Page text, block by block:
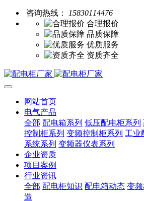
咨询热线：
15830114476
合理报价
品质保障
优质服务
资质齐全
网站首页
电气产品
全部 配电箱系列 低压配电柜系列
控制柜系列 变频控制柜系列 工业
系统系列 变频器仪表系列
企业资质
项目案例
行业资讯
全部 配电柜知识 配电箱动态 变
造